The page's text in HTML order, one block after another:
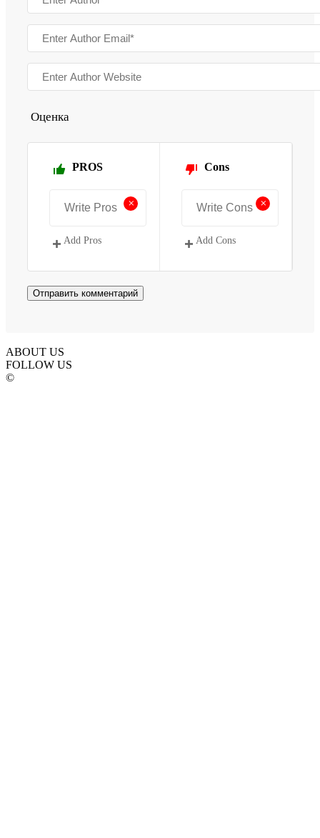
Оценка
PROS
+
Add Pros
Cons
+
Add Cons
ABOUT US
FOLLOW US
©